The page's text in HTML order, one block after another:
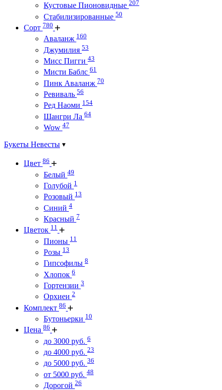
Кустовые Пионовидные 207
Стабилизированные 50
Сорт 780
Аваланж 160
Джумилия 53
Мисс Пигги 43
Мисти Баблс 61
Пинк Аваланж 70
Ревиваль 56
Ред Наоми 154
Шангри Ла 64
Wow 47
Букеты Невесты
Цвет 86
Белый 49
Голубой 1
Розовый 13
Синий 4
Красный 7
Цветок 11
Пионы 11
Розы 13
Гипсофилы 8
Хлопок 6
Гортензии 3
Орхиеи 2
Комплект 86
Бутоньерки 10
Цена 86
до 3000 руб. 6
до 4000 руб. 23
до 5000 руб. 36
от 5000 руб. 48
Дорогой 26